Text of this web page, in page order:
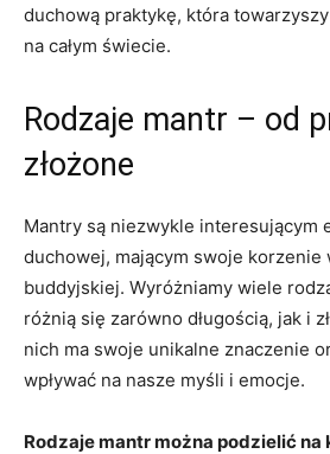
duchową praktykę, która
na całym świecie.
Rodzaje mantr – od
złożone
Mantry są niezwykle interesującym
duchowej, mającym swoje​ korzenie
buddyjskiej. Wyróżniamy wiele
różnią się zarówno długością, jak i
nich ma swoje unikalne znaczenie
wpływać na nasze myśli i emocje.
Rodzaje​ mantr można podzielić